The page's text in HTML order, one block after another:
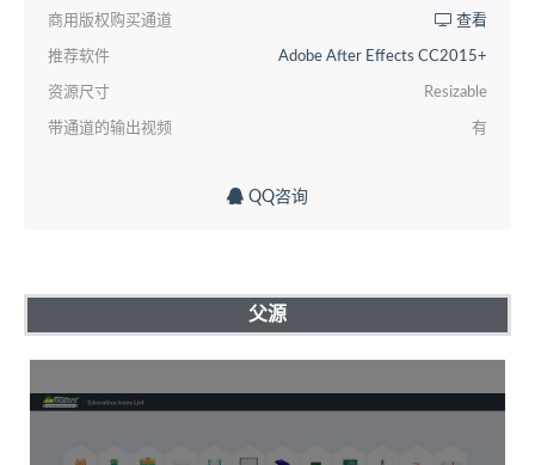
商用版权购买通道 查看
推荐软件 Adobe After Effects CC2015+
资源尺寸 Resizable
带通道的输出视频 有
QQ咨询
父源